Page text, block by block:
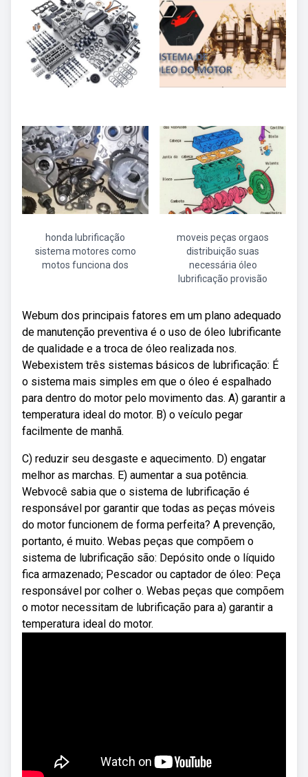
honda lubrificação
sistema motores como
motos funciona dos
moveis peças orgaos
distribuição suas
necessária óleo
lubrificação provisão
Webum dos principais fatores em um plano adequado
de manutenção preventiva é o uso de óleo lubrificante
de qualidade e a troca de óleo realizada nos.
Webexistem três sistemas básicos de lubrificação: É
o sistema mais simples em que o óleo é espalhado
para dentro do motor pelo movimento das. A) garantir a
temperatura ideal do motor. B) o veículo pegar
facilmente de manhã.
C) reduzir seu desgaste e aquecimento. D) engatar
melhor as marchas. E) aumentar a sua potência.
Webvocê sabia que o sistema de lubrificação é
responsável por garantir que todas as peças móveis
do motor funcionem de forma perfeita? A prevenção,
portanto, é muito. Webas peças que compõem o
sistema de lubrificação são: Depósito onde o líquido
fica armazenado; Pescador ou captador de óleo: Peça
responsável por colher o. Webas peças que compõem
o motor necessitam de lubrificação para a) garantir a
temperatura ideal do motor.